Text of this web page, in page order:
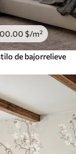
.00 $/m²
de bajorrelieve